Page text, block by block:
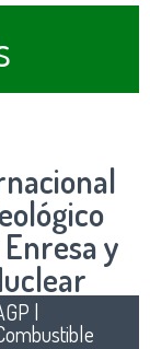
y
|